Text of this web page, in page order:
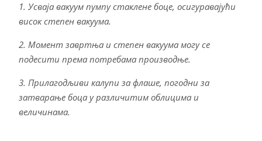
1. Усваја вакуум пумпу стаклене боце, осигуравајући
висок степен вакуума.
2. Момент завртња и степен вакуума могу се
подесити према потребама производње.
3. Прилагодљиви калупи за флаше, погодни за
затварање боца у различитим облицима и
величинама.